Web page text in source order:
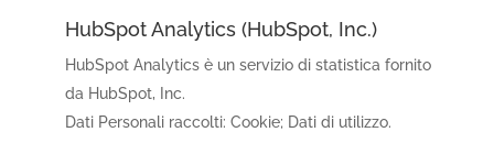
HubSpot Analytics (HubSpot, Inc.)
HubSpot Analytics è un servizio di statistica fornito
da HubSpot, Inc.
Dati Personali raccolti: Cookie; Dati di utilizzo.